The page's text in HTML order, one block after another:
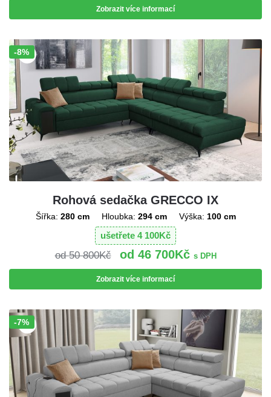
Zobrazit více informací
Sleva!
-8%
Rohová sedačka GRECCO IX
Šířka: 280 cm Hloubka: 294 cm Výška: 100 cm
ušetřete 4 100Kč
50 800Kč 46 700Kč s DPH
Zobrazit více informací
Sleva!
-7%